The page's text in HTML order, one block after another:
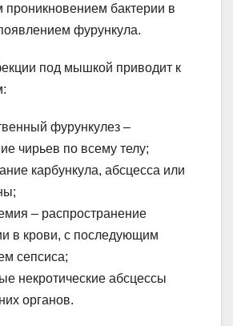
бактерии в
фурункула.
под мышкой приводит к
фурункулез –
чирьев по всему телу;
карбункула, абсцесса или
– распространение
в крови, с последующим
сепсиса;
некротические абсцессы
органов.